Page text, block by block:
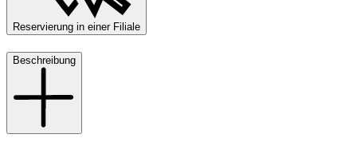
Reservierung in einer Filiale
Beschreibung